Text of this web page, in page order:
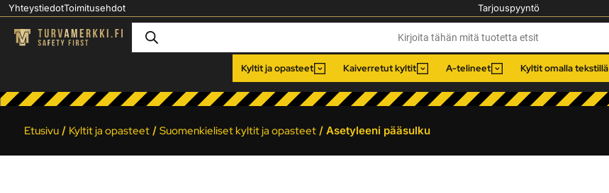
YhteystiedotToimitusehdot Tarjouspyyntö
Kyltit ja opasteet Kaiverretut kyltit A-telineet Kyltit omalla tekstillä
Etusivu/ Kyltit ja opasteet/ Suomenkieliset kyltit ja opasteet/ Asetyleeni pääsulku